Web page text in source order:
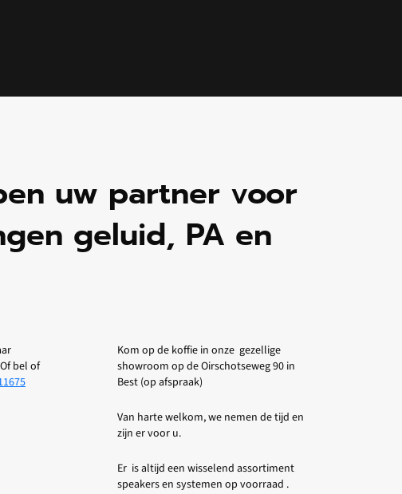
uw partner voor
geluid, PA en
bel of
Kom op de koffie in onze gezellige
showroom op de Oirschotseweg 90 in
Best (op afspraak)
Van harte welkom, we nemen de tijd en
zijn er voor u.
Er is altijd een wisselend assortiment
speakers en systemen op voorraad .